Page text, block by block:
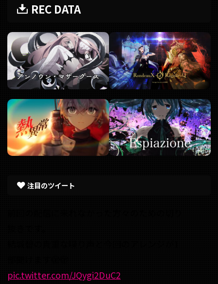
REC DATA
注目のツイート
pic.twitter.com/JQygi2DuC2